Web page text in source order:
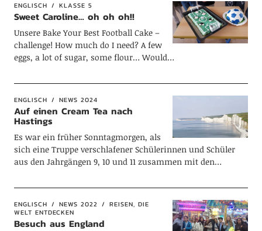
ENGLISCH KLASSE 5
Sweet Caroline… oh oh oh!!
Unsere Bake Your Best Football Cake –
challenge! How much do I need? A few
eggs, a lot of sugar, some flour… Would…
ENGLISCH NEWS 2024
Auf einen Cream Tea nach
Hastings
Es war ein früher Sonntagmorgen, als
sich eine Truppe verschlafener Schülerinnen und Schüler
aus den Jahrgängen 9, 10 und 11 zusammen mit den…
ENGLISCH NEWS 2022
REISEN, DIE
WELT ENTDECKEN
Besuch aus England